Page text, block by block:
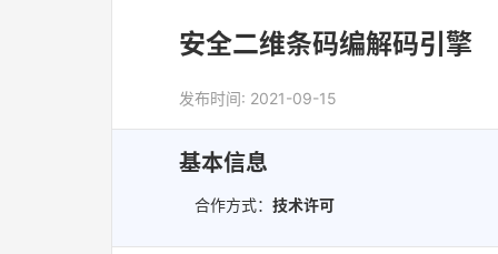
安全二维条码编解码引擎
发布时间: 2021-09-15
基本信息
合作方式： 技术许可